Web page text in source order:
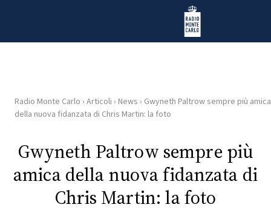
Radio Monte Carlo
HOME
RADIO
WEB
Radio Monte Carlo › Articoli › News › Gwyneth Paltrow sempre più amica
della nuova fidanzata di Chris Martin: la foto
Gwyneth Paltrow sempre più
amica della nuova fidanzata di
Chris Martin: la foto